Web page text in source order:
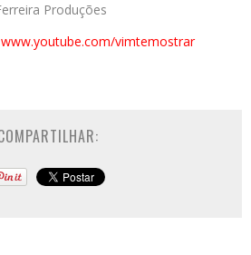
Produções
www.youtube.com/vimtemostrar